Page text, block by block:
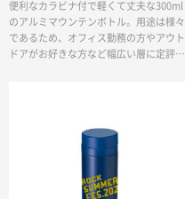
便利なカラビナ付で軽くて丈夫な300ml
のアルミマウンテンボトル。用途は様々
であるため、オフィス勤務の方やアウト
ドアがお好きな方など幅広い層に定評あ